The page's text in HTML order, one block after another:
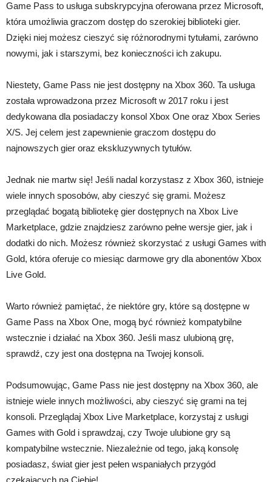
Game Pass to usługa subskrypcyjna oferowana przez Microsoft,
która umożliwia graczom dostęp do szerokiej biblioteki gier.
Dzięki niej możesz cieszyć się różnorodnymi tytułami, zarówno
nowymi, jak i starszymi, bez konieczności ich zakupu.
Niestety, Game Pass nie jest dostępny na Xbox 360. Ta usługa
została wprowadzona przez Microsoft w 2017 roku i jest
dedykowana dla posiadaczy konsol Xbox One oraz Xbox Series
X/S. Jej celem jest zapewnienie graczom dostępu do
najnowszych gier oraz ekskluzywnych tytułów.
Jednak nie martw się! Jeśli nadal korzystasz z Xbox 360, istnieje
wiele innych sposobów, aby cieszyć się grami. Możesz
przeglądać bogatą bibliotekę gier dostępnych na Xbox Live
Marketplace, gdzie znajdziesz zarówno pełne wersje gier, jak i
dodatki do nich. Możesz również skorzystać z usługi Games with
Gold, która oferuje co miesiąc darmowe gry dla abonentów Xbox
Live Gold.
Warto również pamiętać, że niektóre gry, które są dostępne w
Game Pass na Xbox One, mogą być również kompatybilne
wstecznie i działać na Xbox 360. Jeśli masz ulubioną grę,
sprawdź, czy jest ona dostępna na Twojej konsoli.
Podsumowując, Game Pass nie jest dostępny na Xbox 360, ale
istnieje wiele innych możliwości, aby cieszyć się grami na tej
konsoli. Przeglądaj Xbox Live Marketplace, korzystaj z usługi
Games with Gold i sprawdzaj, czy Twoje ulubione gry są
kompatybilne wstecznie. Niezależnie od tego, jaką konsolę
posiadasz, świat gier jest pełen wspaniałych przygód
czekających na Ciebie!